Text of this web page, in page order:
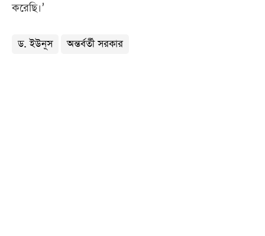
করেছি।’
ড. ইউনূস অন্তর্বর্তী সরকার